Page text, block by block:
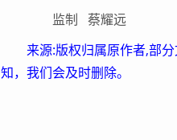
监制 蔡耀远
来源:版权归属原作者,部
知，我们会及时删除。